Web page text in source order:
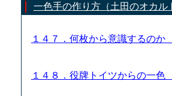
一色手の作り方（土田のオカル
１４７．何枚から意識するのか
１４８．役牌トイツからの一色